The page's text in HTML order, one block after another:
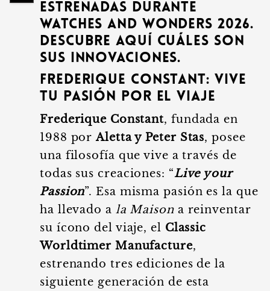
estrenadas durante
Watches and Wonders 2026.
Descubre aquí cuáles son
sus innovaciones.
Frederique Constant: Vive
tu pasión por el viaje
Frederique Constant, fundada en
1988 porAletta y Peter Stas, posee
una filosofía que vive a través de
todas sus creaciones: “Live your
Passion”. Esa misma pasión es la que
ha llevado a la Maisona reinventar
su ícono del viaje, el Classic
Worldtimer Manufacture,
estrenando tres ediciones de la
siguiente generación de esta